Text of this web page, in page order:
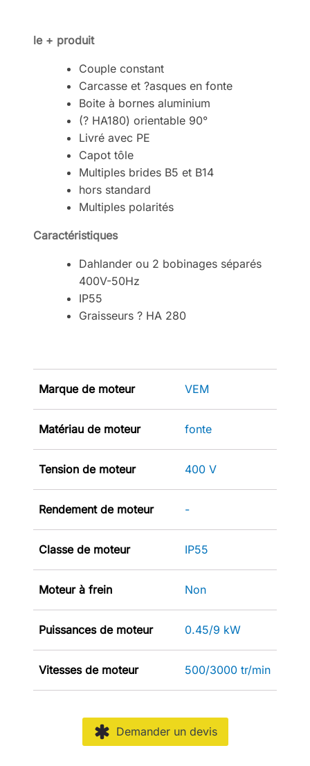
le + produit
Couple constant
Carcasse et ?asques en fonte
Boite à bornes aluminium
(? HA180) orientable 90°
Livré avec PE
Capot tôle
Multiples brides B5 et B14
hors standard
Multiples polarités
Caractéristiques
Dahlander ou 2 bobinages séparés
400V-50Hz
IP55
Graisseurs ? HA 280
Marque de moteur VEM
Matériau de moteur fonte
Tension de moteur 400 V
Rendement de moteur -
Classe de moteur IP55
Moteur à frein Non
Puissances de moteur 0.45/9 kW
Vitesses de moteur 500/3000 tr/min
Demander un devis